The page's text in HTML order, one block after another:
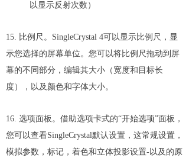
以显示反射次数）
15. 比例尺。SingleCrystal 4可以显示比例尺，显
示您选择的屏幕单位。您可以将比例尺拖动到屏
幕的不同部分，编辑其大小（宽度和目标长
度），以及颜色和字体大小。
16. 选项面板。借助选项卡式的“开始选项”面板，
您可以查看SingleCrystal默认设置，这常规设置，
模拟参数，标记，着色和立体投影设置-以及的原